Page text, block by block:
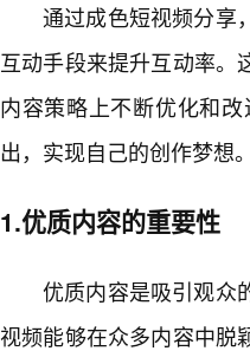
通过成色短视频分享
互动手段来提升互动率。
内容策略上不断优化和
出，实现自己的创作梦想。
1.优质内容的重要性
优质内容是吸引观众
视频能够在众多内容中脱